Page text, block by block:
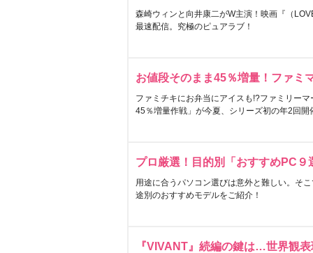
森崎ウィンと向井康二がW主演！映画『（
最速配信。究極のピュアラブ！
お値段そのまま45％増量！ファミ
ファミチキにお弁当にアイスも!?ファミリー
45％増量作戦」が今夏、シリーズ初の年2回開
プロ厳選！目的別「おすすめPC９
用途に合うパソコン選びは意外と難しい。そ
途別のおすすめモデルをご紹介！
『VIVANT』続編の鍵は…世界観